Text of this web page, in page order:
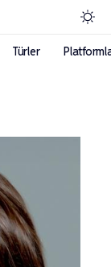
Türler